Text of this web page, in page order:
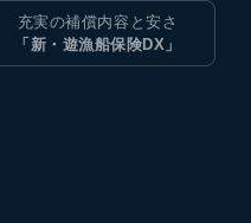
充実の補償内容と安さ
「新・遊漁船保険DX」